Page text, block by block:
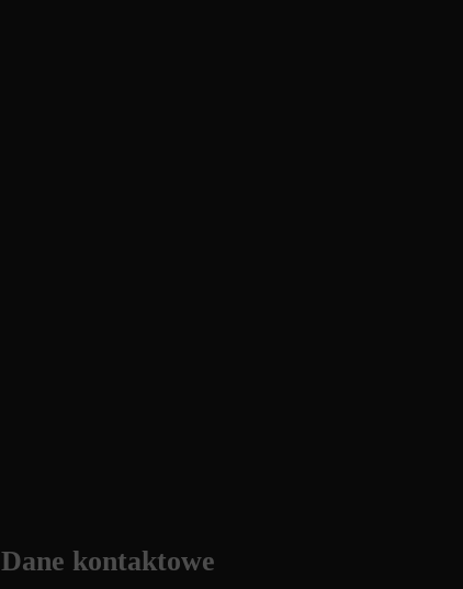
Dane kontaktowe